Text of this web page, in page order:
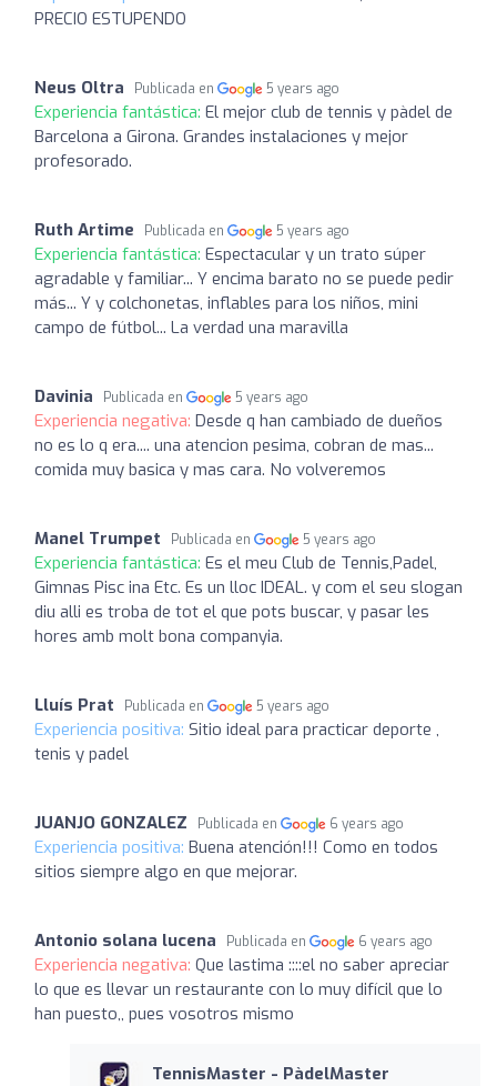
PRECIO ESTUPENDO
Neus Oltra Publicada en 5 years ago
Experiencia fantástica: El mejor club de tennis y pàdel de
Barcelona a Girona. Grandes instalaciones y mejor
profesorado.
Ruth Artime Publicada en 5 years ago
Experiencia fantástica: Espectacular y un trato súper
agradable y familiar... Y encima barato no se puede pedir
más... Y y colchonetas, inflables para los niños, mini
campo de fútbol... La verdad una maravilla
Davinia Publicada en 5 years ago
Experiencia negativa: Desde q han cambiado de dueños
no es lo q era.... una atencion pesima, cobran de mas...
comida muy basica y mas cara. No volveremos
Manel Trumpet Publicada en 5 years ago
Experiencia fantástica: Es el meu Club de Tennis,Padel,
Gimnas Pisc ina Etc. Es un lloc IDEAL. y com el seu slogan
diu alli es troba de tot el que pots buscar, y pasar les
hores amb molt bona companyia.
Lluís Prat Publicada en 5 years ago
Experiencia positiva: Sitio ideal para practicar deporte ,
tenis y padel
JUANJO GONZALEZ Publicada en 6 years ago
Experiencia positiva: Buena atención!!! Como en todos
sitios siempre algo en que mejorar.
Antonio solana lucena Publicada en 6 years ago
Experiencia negativa: Que lastima ::::el no saber apreciar
lo que es llevar un restaurante con lo muy difícil que lo
han puesto,, pues vosotros mismo
TennisMaster - PàdelMaster